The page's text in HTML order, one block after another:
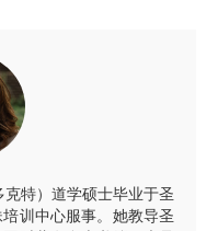
克特）道学硕士毕业于圣
训中心服事。她教导圣